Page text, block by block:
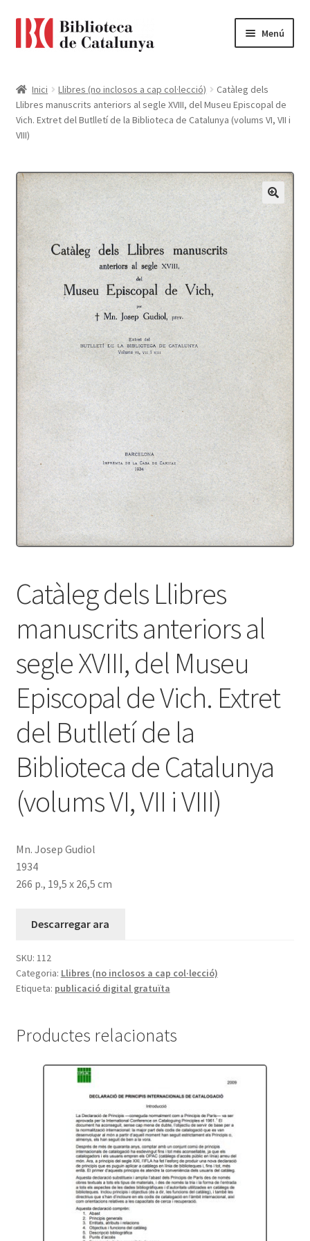
Menú
Accessibilitat
Cistella
El meu compte
Finalitzar compra
Novetats
Payment
Protecció de dades
Termes i condicions
Inici Llibres (no inclosos a cap col·lecció)
Catàleg dels
Llibres manuscrits anteriors al segle XVIII, del Museu Episcopal de
Vich. Extret del Butlletí de la Biblioteca de Catalunya (volums VI, VII i
VIII)
Catàleg dels Llibres
manuscrits anteriors al
segle XVIII, del Museu
Episcopal de Vich. Extret
del Butlletí de la
Biblioteca de Catalunya
(volums VI, VII i VIII)
Mn. Josep Gudiol
1934
266 p., 19,5 x 26,5 cm
Descarregar ara
SKU: 112
Categoria: Llibres (no inclosos a cap col·lecció)
Etiqueta: publicació digital gratuïta
Productes relacionats